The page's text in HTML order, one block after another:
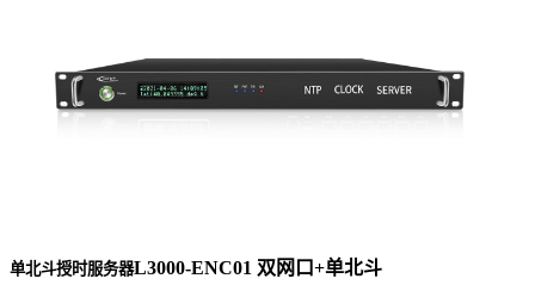
单北斗授时服务器L3000-ENC01 双网口+单北斗